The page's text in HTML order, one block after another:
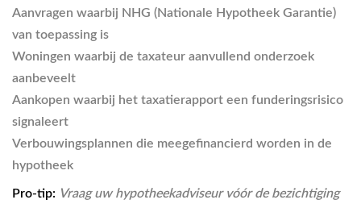
Aanvragen waarbij NHG (Nationale Hypotheek Garantie)
van toepassing is
Woningen waarbij de taxateur aanvullend onderzoek
aanbeveelt
Aankopen waarbij het taxatierapport een funderingsrisico
signaleert
Verbouwingsplannen die meegefinancierd worden in de
hypotheek
Pro-tip: Vraag uw hypotheekadviseur vóór de bezichtiging